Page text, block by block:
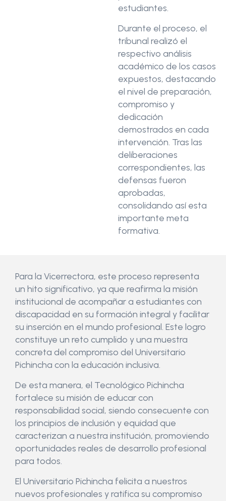
estudiantes.
Durante el proceso, el
tribunal realizó el
respectivo análisis
académico de los casos
expuestos, destacando
el nivel de preparación,
compromiso y
dedicación
demostrados en cada
intervención. Tras las
deliberaciones
correspondientes, las
defensas fueron
aprobadas,
consolidando así esta
importante meta
formativa.
Para la Vicerrectora, este proceso representa
un hito significativo, ya que reafirma la misión
institucional de acompañar a estudiantes con
discapacidad en su formación integral y facilitar
su inserción en el mundo profesional. Este logro
constituye un reto cumplido y una muestra
concreta del compromiso del Universitario
Pichincha con la educación inclusiva.
De esta manera, el Tecnológico Pichincha
fortalece su misión de educar con
responsabilidad social, siendo consecuente con
los principios de inclusión y equidad que
caracterizan a nuestra institución, promoviendo
oportunidades reales de desarrollo profesional
para todos.
El Universitario Pichincha felicita a nuestros
nuevos profesionales y ratifica su compromiso